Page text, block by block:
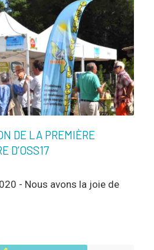
DE LA PREMIÈRE
D’OSS17
- Nous avons la joie de